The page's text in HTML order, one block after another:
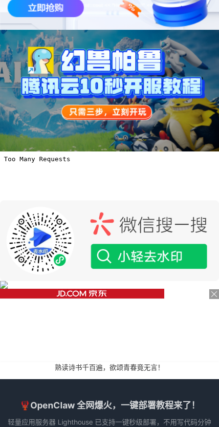
熟读诗书千百遍，欲颂青春竟无言！
🦞OpenClaw 全网爆火，一键部署教程来了！
轻量应用服务器 Lighthouse 已支持一键秒级部署，不用写代码分钟